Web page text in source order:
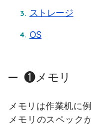
ストレージ
OS
❶メモリ
メモリは作業机に
メモリのスペック